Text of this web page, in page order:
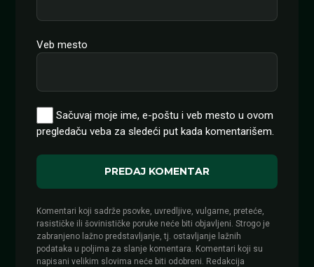
Veb mesto
Sačuvaj moje ime, e-poštu i veb mesto u ovom
pregledaču veba za sledeći put kada komentarišem.
Komentari koji sadrže psovke, uvredljive, vulgarne, preteće,
rasističke ili šovinističke poruke neće biti objavljeni. Strogo je
zabranjeno lažno predstavljanje, tj. ostavljanje lažnih
podataka u poljima za slanje komentara. Komentari koji su
napisani velikim slovima neće biti odobreni. Redakcija